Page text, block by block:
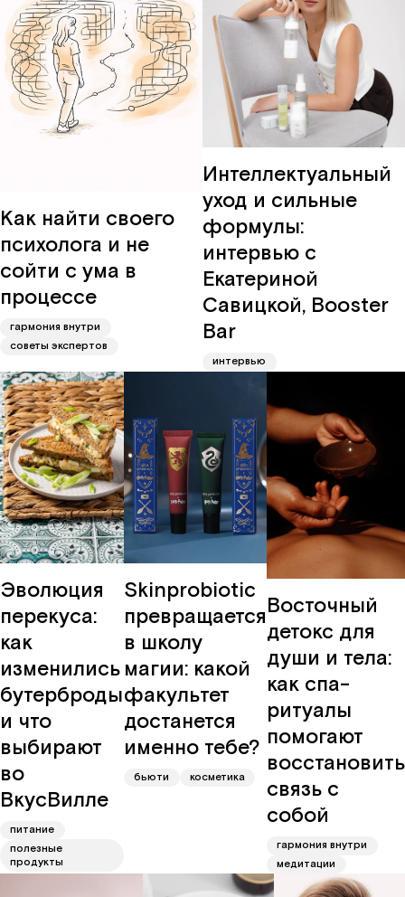
Как найти своего
психолога и не
сойти с ума в
процессе
гармония внутри
советы экспертов
Интеллектуальный
уход и сильные
формулы:
интервью с
Екатериной
Савицкой, Booster
Bar
интервью
Эволюция
перекуса:
как
изменились
бутерброды
и что
выбирают
во
ВкусВилле
питание
полезные
продукты
Skinprobiotic
превращается
в школу
магии: какой
факультет
достанется
именно тебе?
бьюти косметика
Восточный
детокс для
души и тела:
как спа-
ритуалы
помогают
восстановить
связь с
собой
гармония внутри
медитации